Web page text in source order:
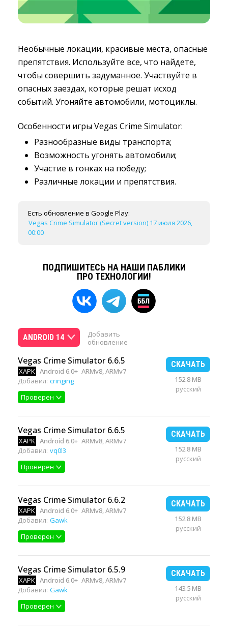
Необычные локации, красивые места, опасные
препятствия. Используйте все, что найдете,
чтобы совершить задуманное. Участвуйте в
опасных заездах, которые решат исход
событий. Угоняйте автомобили, мотоциклы.
Особенности игры Vegas Crime Simulator:
Разнообразные виды транспорта;
Возможность угонять автомобили;
Участие в гонках на победу;
Различные локации и препятствия.
Есть обновление в Google Play:
Vegas Crime Simulator (Secret version) 17 июля 2026,
00:00
ПОДПИШИТЕСЬ НА НАШИ ПАБЛИКИ
ПРО ТЕХНОЛОГИИ!
ANDROID 14
Добавить
обновление
Vegas Crime Simulator 6.6.5
XAPK Android 6.0+ ARMv8, ARMv7
Добавил: cringing
Проверен
СКАЧАТЬ
152.8 MB
русский
Vegas Crime Simulator 6.6.5
XAPK Android 6.0+ ARMv8, ARMv7
Добавил: vq0l3
Проверен
СКАЧАТЬ
152.8 MB
русский
Vegas Crime Simulator 6.6.2
XAPK Android 6.0+ ARMv8, ARMv7
Добавил: Gawk
Проверен
СКАЧАТЬ
152.8 MB
русский
Vegas Crime Simulator 6.5.9
XAPK Android 6.0+ ARMv8, ARMv7
Добавил: Gawk
Проверен
СКАЧАТЬ
143.5 MB
русский